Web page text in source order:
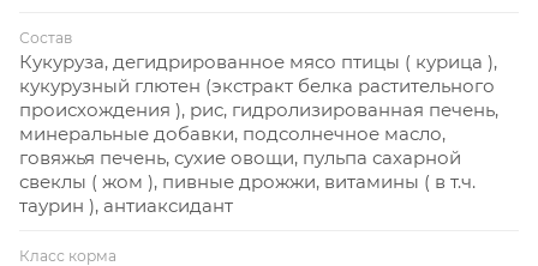
Состав
Кукуруза, дегидрированное мясо птицы ( курица ),
кукурузный глютен (экстракт белка растительного
происхождения ), рис, гидролизированная печень,
минеральные добавки, подсолнечное масло,
говяжья печень, сухие овощи, пульпа сахарной
свеклы ( жом ), пивные дрожжи, витамины ( в т.ч.
таурин ), антиаксидант
Класс корма